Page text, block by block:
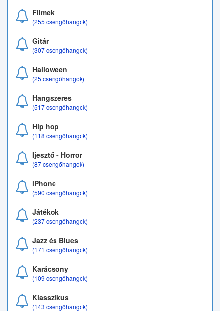
Filmek
(255 csengőhangok)
Gitár
(307 csengőhangok)
Halloween
(25 csengőhangok)
Hangszeres
(517 csengőhangok)
Hip hop
(118 csengőhangok)
Ijesztő - Horror
(87 csengőhangok)
iPhone
(590 csengőhangok)
Játékok
(237 csengőhangok)
Jazz és Blues
(171 csengőhangok)
Karácsony
(109 csengőhangok)
Klasszikus
(143 csengőhangok)